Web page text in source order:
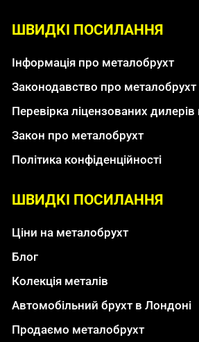
ШВИДКІ ПОСИЛАННЯ
Інформація про металобрухт
Законодавство про металобрухт
Перевірка ліцензованих
Закон про металобрухт
Політика конфіденційності
ШВИДКІ ПОСИЛАННЯ
Ціни на металобрухт
Блог
Колекція металів
Автомобільний брухт в Лондоні
Продаємо металобрухт